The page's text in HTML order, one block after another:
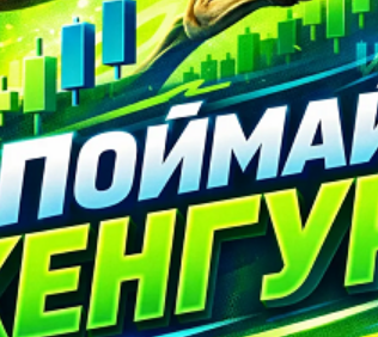
являются частным мнением
руководством по работе на финансовых
прямые или косвенные убытки (или
материалов обзора.
пунктуация, орфография и стилистика.